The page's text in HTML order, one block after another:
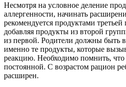
Несмотря на условное деление
аллергенности, начинать
рекомендуется продуктами
добавляя продукты из второй
из первой. Родители должны быть
именно те продукты, которые
реакцию. Необходимо помнить, что
постоянной. С возрастом рацион
расширен.